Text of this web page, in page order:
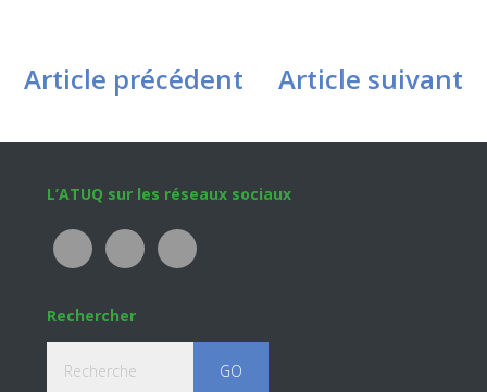
Article précédent Article suivant
Footer
L’ATUQ sur les réseaux sociaux
Rechercher